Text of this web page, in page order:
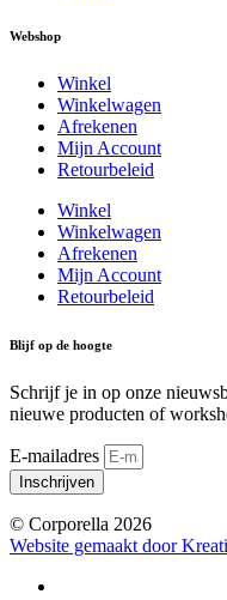
Webshop
Winkel
Winkelwagen
Afrekenen
Mijn Account
Retourbeleid
Winkel
Winkelwagen
Afrekenen
Mijn Account
Retourbeleid
Blijf op de hoogte
Schrijf je in op onze
nieuwe producten of
E-mailadres
Inschrijven
© Corporella 2026
Website gemaakt door